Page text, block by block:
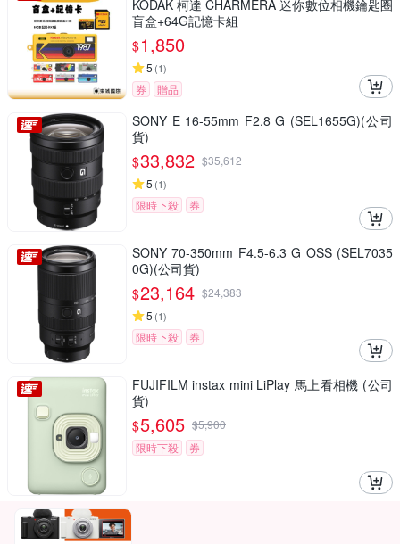
KODAK 柯達 CHARMERA 迷你數位相機鑰匙圈
盲盒+64G記憶卡組
$1,850
5 (1)
券 贈品
SONY E 16-55mm F2.8 G (SEL1655G)(公司
貨)
$33,832 $35,612
5 (1)
限時下殺 券
SONY 70-350mm F4.5-6.3 G OSS (SEL7035
0G)(公司貨)
$23,164 $24,383
5 (1)
限時下殺 券
FUJIFILM instax mini LiPlay 馬上看相機 (公司
貨)
$5,605 $5,900
限時下殺
券